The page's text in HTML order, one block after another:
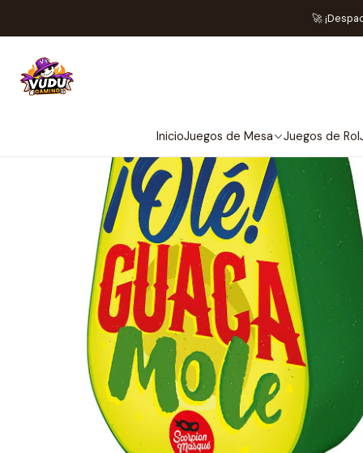
InicioJuegos de Mesa Juegos de Rol
🚀